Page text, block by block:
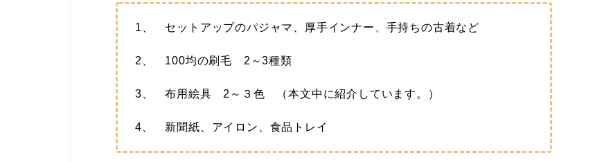
1、 セットアップのパジャマ、厚手インナー、手持ちの古着など
2、 100均の刷毛 2～3種類
3、 布用絵具 2～３色 （本文中に紹介しています。）
4、 新聞紙、アイロン、食品トレイ